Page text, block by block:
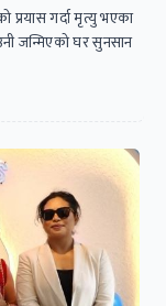
प्रयास गर्दा मृत्यु भएका
जन्मिएको घर सुनसान